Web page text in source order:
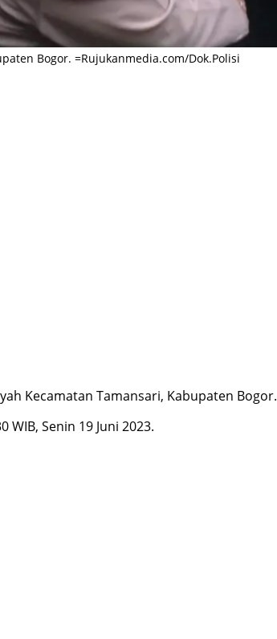
Bogor. =Rujukanmedia.com/Dok.Polisi
Kecamatan Tamansari, Kabupaten Bogor.
Senin 19 Juni 2023.